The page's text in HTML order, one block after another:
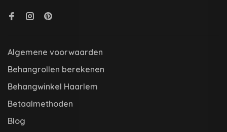
Algemene voorwaarden
Behangrollen berekenen
Behangwinkel Haarlem
Betaalmethoden
Blog